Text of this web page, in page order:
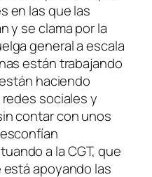
en las que las
y se clama por la
general a escala
están trabajando
haciendo
sociales y
contar con unos
a la CGT, que
apoyando las